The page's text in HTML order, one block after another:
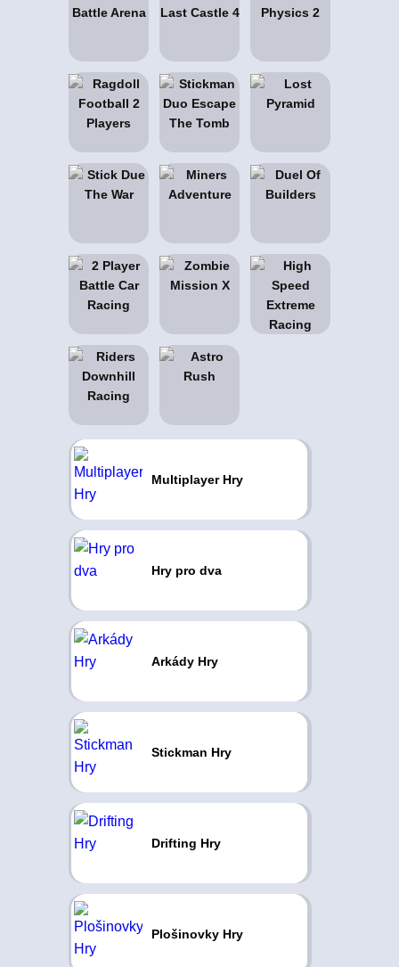
Multiplayer Hry
Hry pro dva
Arkády Hry
Stickman Hry
Drifting Hry
Plošinovky Hry